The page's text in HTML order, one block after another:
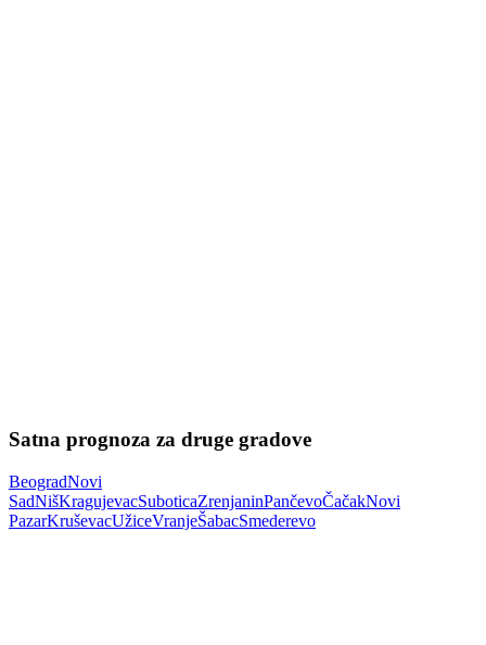
Satna prognoza za druge gradove
BeogradNovi
SadNišKragujevacSuboticaZrenjaninPančevoČačakNovi
PazarKruševacUžiceVranjeŠabacSmederevo